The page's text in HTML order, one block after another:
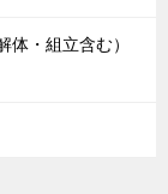
・組立含む）